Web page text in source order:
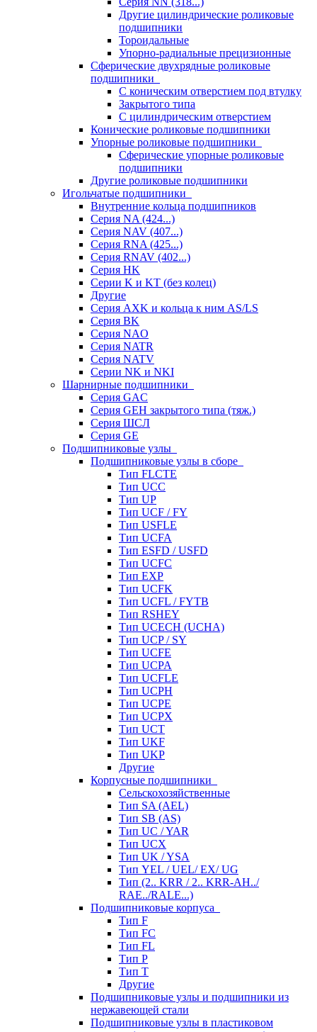
Другие цилиндрические роликовые
подшипники
Тороидальные
Упорно-радиальные прецизионные
Сферические двухрядные роликовые
подшипники
С коническим отверстием под втулку
Закрытого типа
С цилиндрическим отверстием
Конические роликовые подшипники
Упорные роликовые подшипники
Сферические упорные роликовые
подшипники
Другие роликовые подшипники
Игольчатые подшипники
Внутренние кольца подшипников
Серия NA (424...)
Серия NAV (407...)
Серия RNA (425...)
Серия RNAV (402...)
Серия HK
Серии K и KT (без колец)
Другие
Серия AXK и кольца к ним AS/LS
Серия BK
Серия NAO
Серия NATR
Серия NATV
Серии NK и NKI
Шарнирные подшипники
Серия GAC
Серия GEH закрытого типа (тяж.)
Серия ШСЛ
Серия GE
Подшипниковые узлы
Подшипниковые узлы в сборе
Тип FLCTE
Тип UCC
Тип UP
Тип UCF / FY
Тип USFLE
Тип UCFA
Тип ESFD / USFD
Тип UCFC
Тип EXP
Тип UCFK
Тип UCFL / FYTB
Тип RSHEY
Тип UCECH (UCHA)
Тип UCP / SY
Тип UCFE
Тип UCPA
Тип UCFLE
Тип UCPH
Тип UCPE
Тип UCPX
Тип UCT
Тип UKF
Тип UKP
Другие
Корпусные подшипники
Сельскохозяйственные
Тип SA (AEL)
Тип SB (AS)
Тип UC / YAR
Тип UCX
Тип UK / YSA
Тип YEL / UEL/ EX/ UG
Тип (2.. KRR / 2.. KRR-AH../
RAE../RALE...)
Подшипниковые корпуса
Тип F
Тип FC
Тип FL
Тип P
Тип T
Другие
Подшипниковые узлы и подшипники из
нержавеющей стали
Подшипниковые узлы в пластиковом